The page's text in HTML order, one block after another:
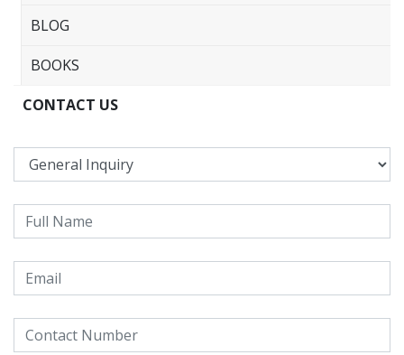
BLOG
BOOKS
CONTACT US